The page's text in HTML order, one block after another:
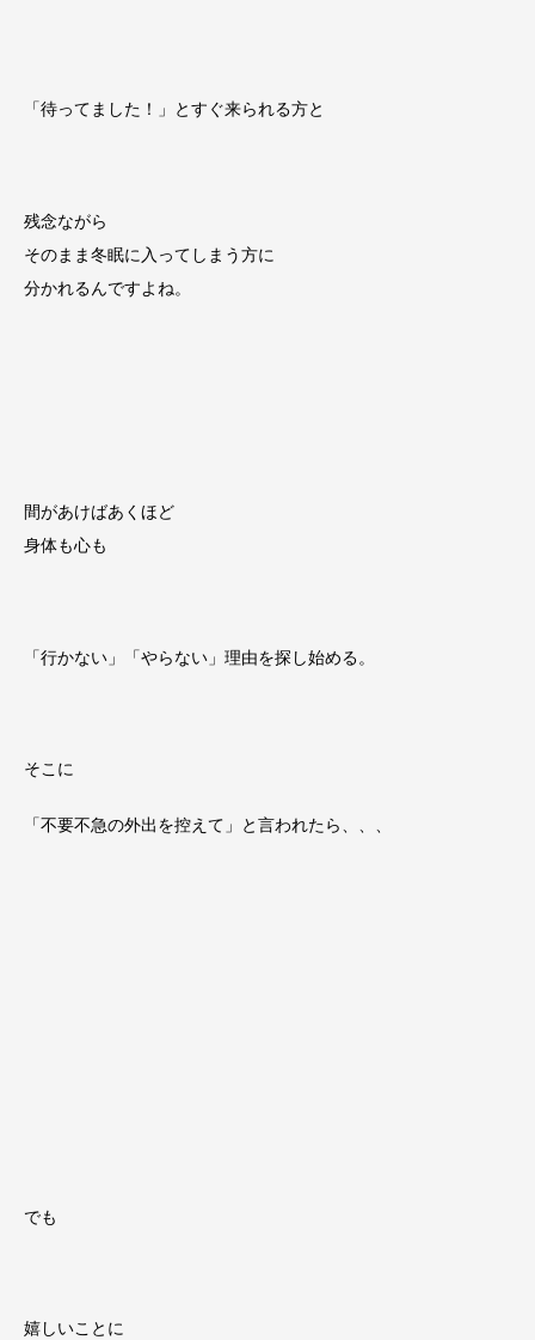
「待ってました！」とすぐ来られる方と
残念ながら
そのまま冬眠に入ってしまう方に
分かれるんですよね。
間があけばあくほど
身体も心も
「行かない」「やらない」理由を探し始める。
そこに
「不要不急の外出を控えて」と言われたら、、、
でも
嬉しいことに